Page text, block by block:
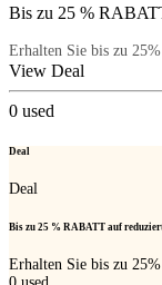
Bis zu 25 %
Erhalten Sie bis zu
View Deal
0 used
Deal
Deal
Bis zu 25 % RABATT auf
Erhalten Sie bis zu